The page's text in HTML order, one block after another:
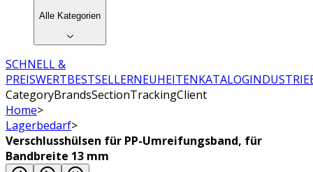
Alle Kategorien
SCHNELL &
PREISWERTBESTSELLERNEUHEITENKATALOG
CategoryBrandsSectionTrackingClient
Home>
Lagerbedarf>
Verschlusshülsen für PP-Umreifungsband, für
Bandbreite 13 mm